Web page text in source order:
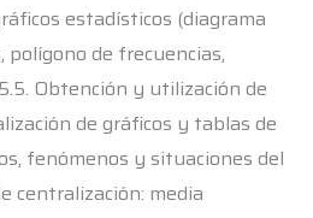
estadísticos (diagrama
polígono de frecuencias,
Obtención y utilización de
de gráficos y tablas de
fenómenos y situaciones del
centralización: media